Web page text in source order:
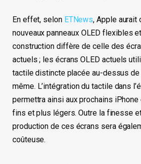
En effet, selon ETNews, Apple aurait
nouveauxpanneaux OLED flexibles
construction diffère de celle des
actuels ; les écrans OLED actuels
tactile distincte placée au-dessus de
même. L’intégration du tactile dans
permettra ainsi aux prochains iPhone
fins et plus légers. Outre la finesse
production de ces écrans sera
coûteuse.